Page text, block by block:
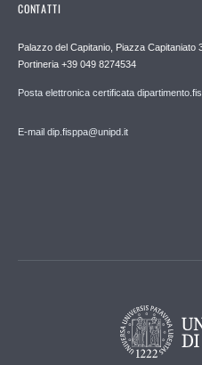
CONTATTI
Palazzo del Capitanio, Piazza Capitaniato
Portineria +39 049 8274534
Posta elettronica certificata
E-mail dip.fisppa@unipd.it